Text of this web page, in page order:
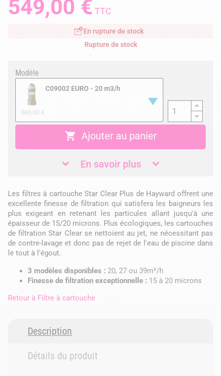
549,00 € TTC
En rupture de stock
Rupture de stock
Modèle
C09002 EURO - 20 m3/h
569,00 €
 Ajouter au panier
En savoir plus
Les filtres à cartouche Star Clear Plus de Hayward offrent une
excellente finesse de filtration qui satisfera les baigneurs les
plus exigeant en retenant les particules allant jusqu'à une
épaisseur de 15/20 microns. Plus écologiques, les cartouches
de filtration Star Clear se nettoient au jet, ne nécessitant pas
de contre-lavage et donc pas de rejet de l'eau de piscine dans
le tout à l'égout.
3 modèles disponibles : 20, 27 ou 39m³/h
Finesse de filtration exceptionnelle : 15 à 20 microns
Retour à Filtre à cartouche
Description
Détails du produit